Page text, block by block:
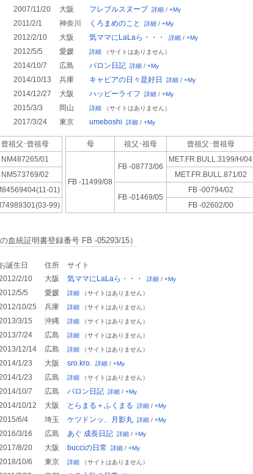
2007/11/20 大阪 フレブルスヌープ 詳細 / +My
2011/2/1 神奈川 くろまめのこと 詳細 / +My
2012/2/10 大阪 気ママにLaLaら・・・ 詳細 / +My
2012/5/5 愛媛 詳細 （サイトはありません）
2014/10/7 広島 バロン日記 詳細 / +My
2014/10/13 兵庫 キャビアの日々是好日 詳細 / +My
2014/12/27 大阪 ハッピーライフ 詳細 / +My
2015/3/3 岡山 詳細 （サイトはありません）
2017/3/24 東京 umeboshi 詳細 / +My
曾祖父･ 曾祖母
NM487265/01
NM573769/02
01)
99)
母 祖父･祖母 曾祖父･ 曾祖母
FB -11499/08
FB -08773/06
MET.FR.BULL.3199/H/04
MET.FR.BULL.871/02
FB -01469/05
FB -00794/02
FB -02602/00
血統証明書登録番号 FB -05293/15）
お誕生日 住所
サイト
2/10 大阪 気ママにLaLaら・・・ 詳細 / +My
5/5 愛媛 詳細 （サイトはありません）
10/25 兵庫 詳細 （サイトはありません）
3/15 沖縄 詳細 （サイトはありません）
7/24 広島 詳細 （サイトはありません）
12/14 広島 詳細 （サイトはありません）
1/23 大阪 sro.kro. 詳細 / +My
1/23 広島 詳細 （サイトはありません）
10/7 広島 バロン日記 詳細 / +My
10/12 大阪 とらまる＋ふくまる 詳細 / +My
6/4 埼玉 ケツドンッ、月影丸 詳細 / +My
3/16 広島 あぐ 成長日記 詳細 / +My
8/20 大阪 bucciの日常 詳細 / +My
10/6 東京 詳細 （サイトはありません）